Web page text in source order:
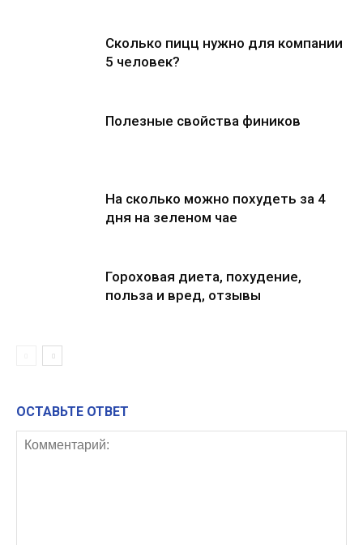
Сколько пицц нужно для компании
5 человек?
Полезные свойства фиников
На сколько можно похудеть за 4
дня на зеленом чае
Гороховая диета, похудение,
польза и вред, отзывы
ОСТАВЬТЕ ОТВЕТ